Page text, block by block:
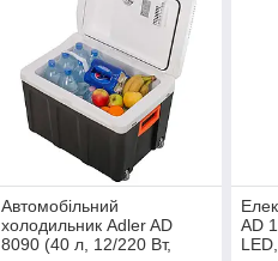
Автомобільний
холодильник Adler AD
8090 (40 л, 12/220 Вт,
AD